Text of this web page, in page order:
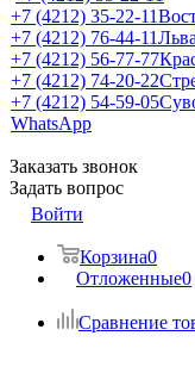
+7 (4212) 35-22-11
+7 (4212) 76-44-11
+7 (4212) 56-77-77
+7 (4212) 74-20-22
+7 (4212) 54-59-05
WhatsApp
Заказать звонок
Задать вопрос
Войти
Корзина0
Отложенные0
Сравнение